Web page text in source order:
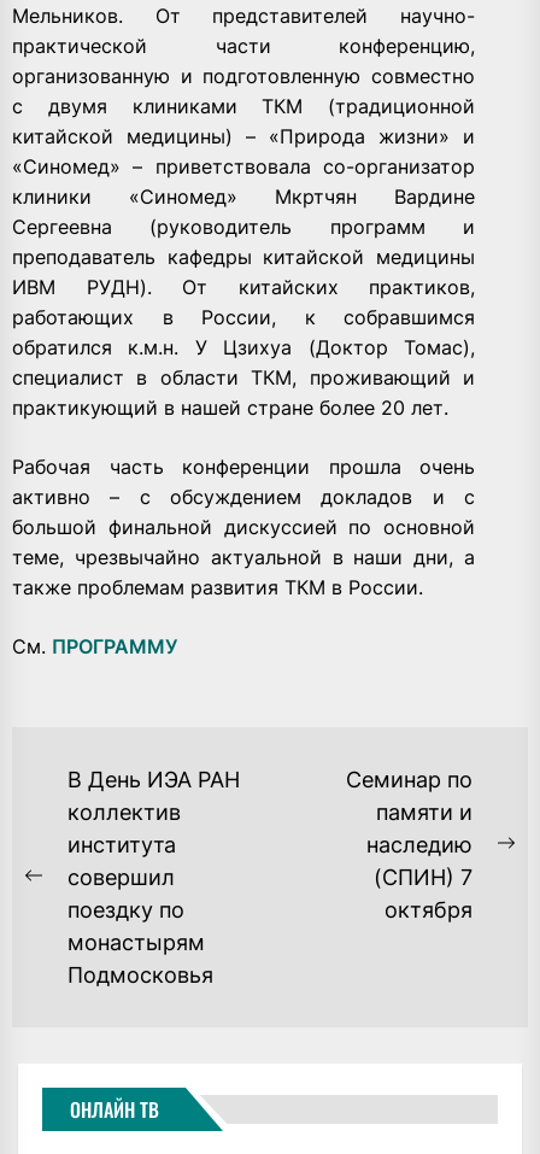
Мельников. От представителей научно-
практической части конференцию,
организованную и подготовленную совместно
с двумя клиниками ТКМ (традиционной
китайской медицины) – «Природа жизни» и
«Синомед» – приветствовала со-организатор
клиники «Синомед» Мкртчян Вардине
Сергеевна (руководитель программ и
преподаватель кафедры китайской медицины
ИВМ РУДН). От китайских практиков,
работающих в России, к собравшимся
обратился к.м.н. У Цзихуа (Доктор Томас),
специалист в области ТКМ, проживающий и
практикующий в нашей стране более 20 лет.
Рабочая часть конференции прошла очень
активно – с обсуждением докладов и с
большой финальной дискуссией по основной
теме, чрезвычайно актуальной в наши дни, а
также проблемам развития ТКМ в России.
См. ПРОГРАММУ
НАВИГАЦИЯ
ЗАПИСЯМ
Previous
post:
В День ИЭА РАН
коллектив
института
совершил
поездку по
монастырям
Подмосковья
Семинар по
памяти и
наследию
(СПИН) 7
октября
ОНЛАЙН ТВ